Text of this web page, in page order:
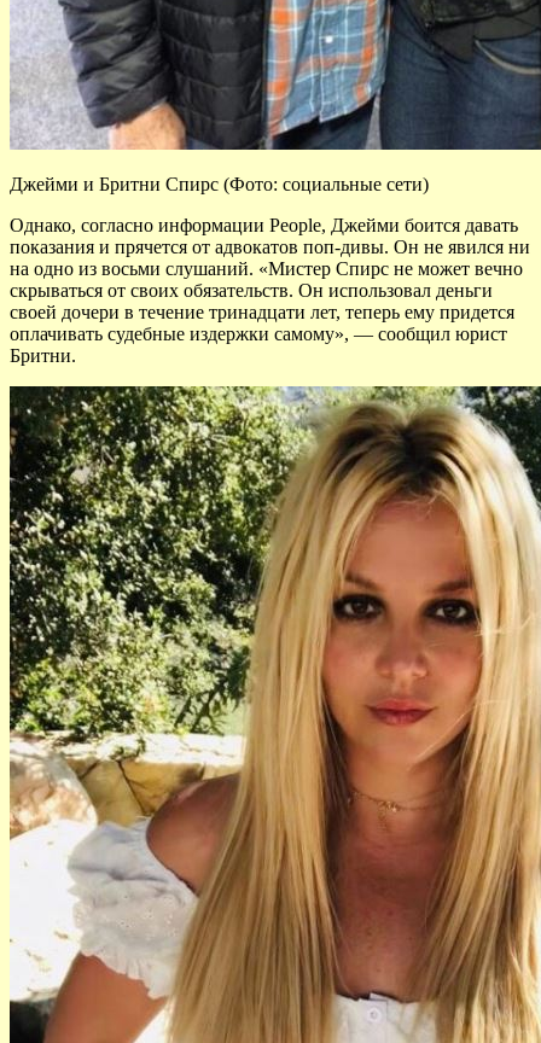
Джейми и Бритни Спирс (Фото: социальные сети)
Однако, согласно информации People, Джейми боится давать
показания и прячется от адвокатов поп-дивы. Он не явился ни
на одно из восьми слушаний. «Мистер Спирс не может вечно
скрываться от своих обязательств. Он использовал деньги
своей дочери в течение тринадцати лет, теперь ему придется
оплачивать судебные издержки самому», — сообщил юрист
Бритни.